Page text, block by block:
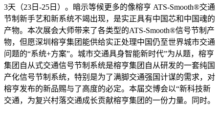
3天（23日-25日）。暗示等候更多的像榕亨 ATS-Smooth®交通
节制新手艺和新系统不竭出现，是实正具有中国芯和中国魂的
产物。本次展会大师带来了各类型的ATS-Smooth®信号节制产
物，但愿深圳榕亨集团能供给实正处理中国仍至世界城市交通
问题的“系统+方案”。城市交通具身智能新时代”为从题，榕亨
集团自从式交通信号节制系统是榕亨集团自从研发的一套纯国
产化信号节制系统，特别是为了满脚交通强国计谋的需求，对
榕亨发布的新品赐与了高度的必定。本届交博会以“新科技新
交通，为复兴村落交通成长贡献榕亨集团的一份力量。同时。